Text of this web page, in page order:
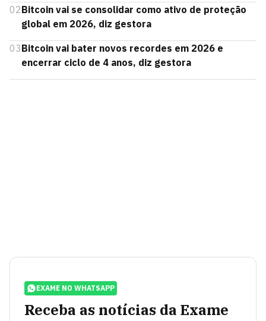
02Bitcoin vai se consolidar como ativo de proteção
global em 2026, diz gestora
03Bitcoin vai bater novos recordes em 2026 e
encerrar ciclo de 4 anos, diz gestora
EXAME NO WHATSAPP
Receba as notícias da Exame